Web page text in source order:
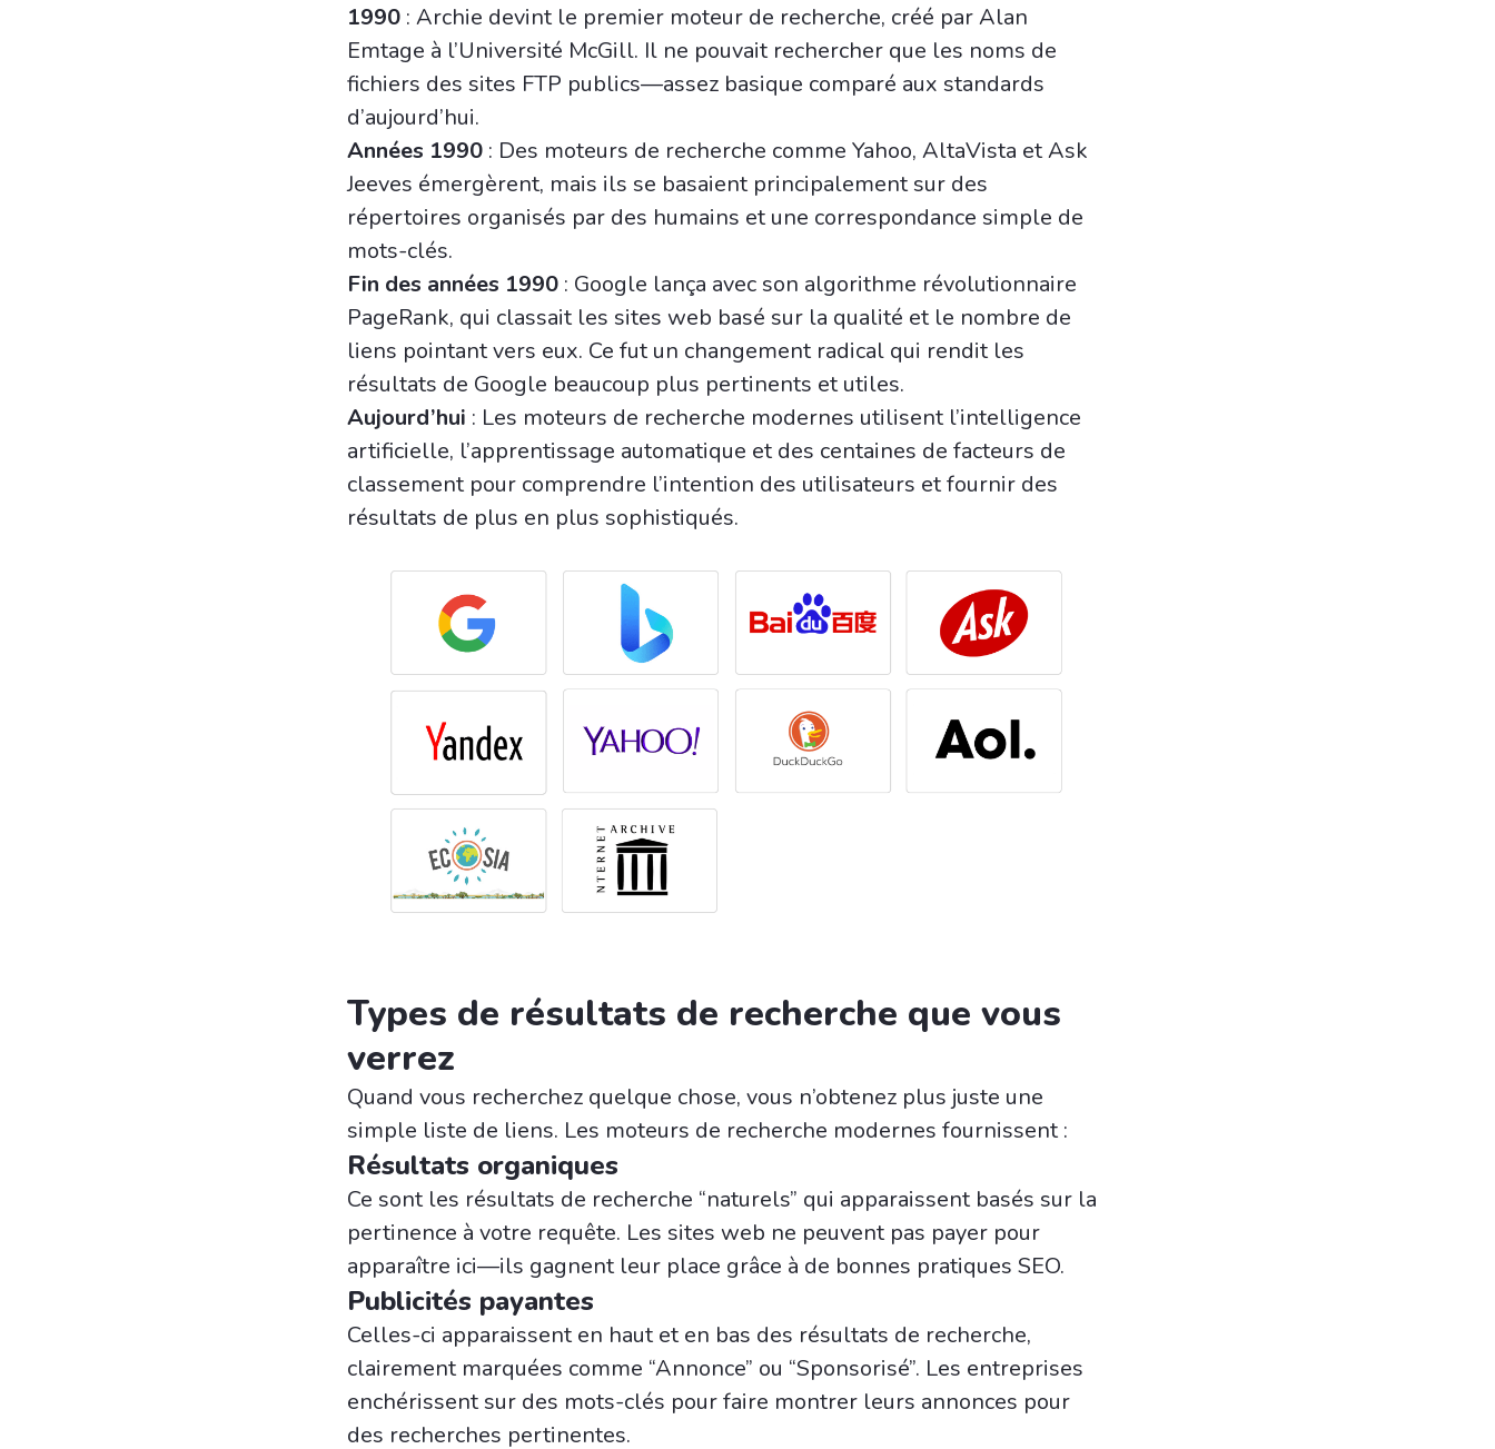
1990 : Archie devint le premier moteur de recherche, créé par Alan
Emtage à l’Université McGill. Il ne pouvait rechercher que les noms de
fichiers des sites FTP publics—assez basique comparé aux standards
d’aujourd’hui.
Années 1990 : Des moteurs de recherche comme Yahoo, AltaVista et Ask
Jeeves émergèrent, mais ils se basaient principalement sur des
répertoires organisés par des humains et une correspondance simple de
mots-clés.
Fin des années 1990 : Google lança avec son algorithme révolutionnaire
PageRank, qui classait les sites web basé sur la qualité et le nombre de
liens pointant vers eux. Ce fut un changement radical qui rendit les
résultats de Google beaucoup plus pertinents et utiles.
Aujourd’hui : Les moteurs de recherche modernes utilisent l’intelligence
artificielle, l’apprentissage automatique et des centaines de facteurs de
classement pour comprendre l’intention des utilisateurs et fournir des
résultats de plus en plus sophistiqués.
Types de résultats de recherche que vous
verrez
Quand vous recherchez quelque chose, vous n’obtenez plus juste une
simple liste de liens. Les moteurs de recherche modernes fournissent :
Résultats organiques
Ce sont les résultats de recherche “naturels” qui apparaissent basés sur la
pertinence à votre requête. Les sites web ne peuvent pas payer pour
apparaître ici—ils gagnent leur place grâce à de bonnes pratiques SEO.
Publicités payantes
Celles-ci apparaissent en haut et en bas des résultats de recherche,
clairement marquées comme “Annonce” ou “Sponsorisé”. Les entreprises
enchérissent sur des mots-clés pour faire montrer leurs annonces pour
des recherches pertinentes.